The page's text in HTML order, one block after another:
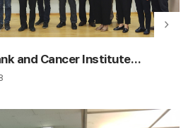
and Cancer Institute